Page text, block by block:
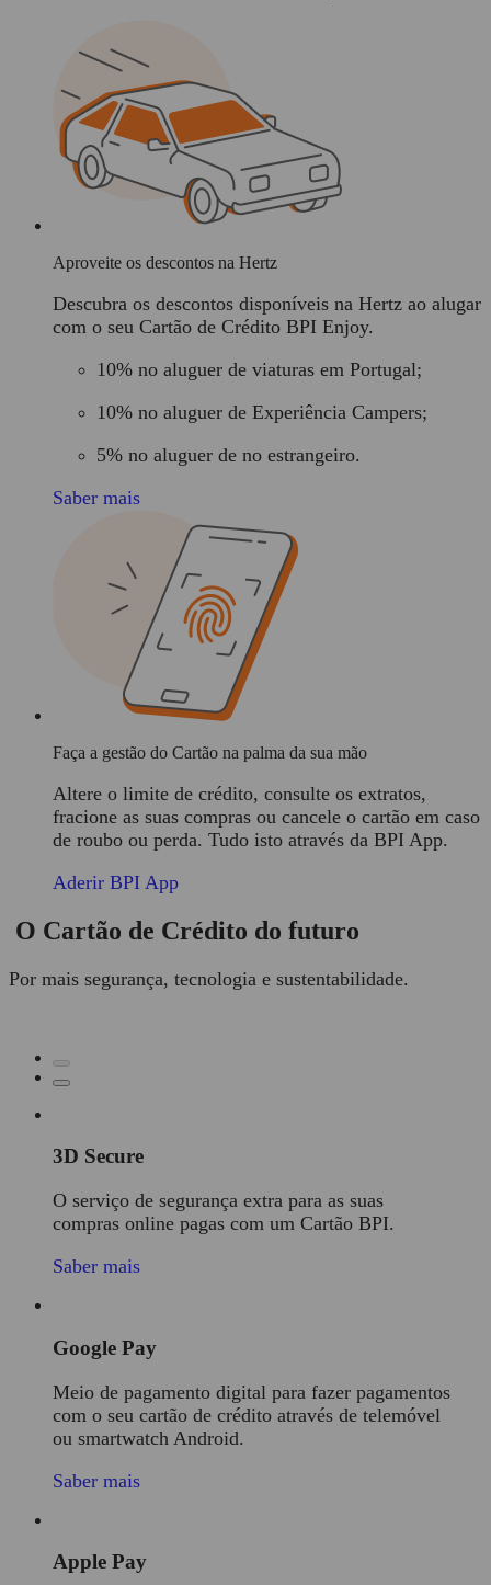
Aproveite os descontos na Hertz
Descubra os descontos disponíveis na Hertz ao alugar
com o seu Cartão de Crédito BPI Enjoy.
10% no aluguer de viaturas em Portugal;
10% no aluguer de Experiência Campers;
5% no aluguer de no estrangeiro.
Saber mais
Faça a gestão do Cartão na palma da sua mão
Altere o limite de crédito, consulte os extratos,
fracione as suas compras ou cancele o cartão em caso
de roubo ou perda. Tudo isto através da BPI App.
Aderir BPI App
O Cartão de Crédito do futuro
Por mais segurança, tecnologia e sustentabilidade.
3D Secure
O serviço de segurança extra para as suas
compras online pagas com um Cartão BPI.
Saber mais
Google Pay
Meio de pagamento digital para fazer pagamentos
com o seu cartão de crédito através de telemóvel
ou smartwatch Android.
Saber mais
Apple Pay